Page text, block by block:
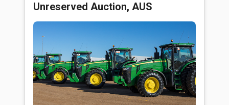
Unreserved Auction, AUS